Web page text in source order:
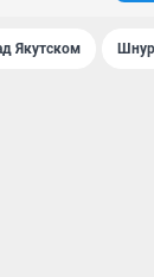
Якутском